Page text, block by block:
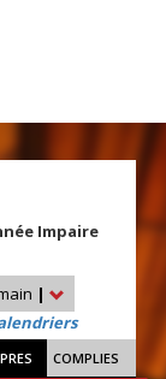
Impaire
|
COMPLIES